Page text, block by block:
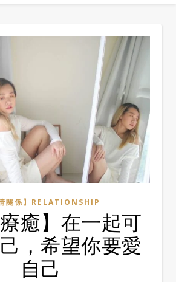
情關係】RELATIONSHIP
療癒】在一起可
，希望你要愛
自己